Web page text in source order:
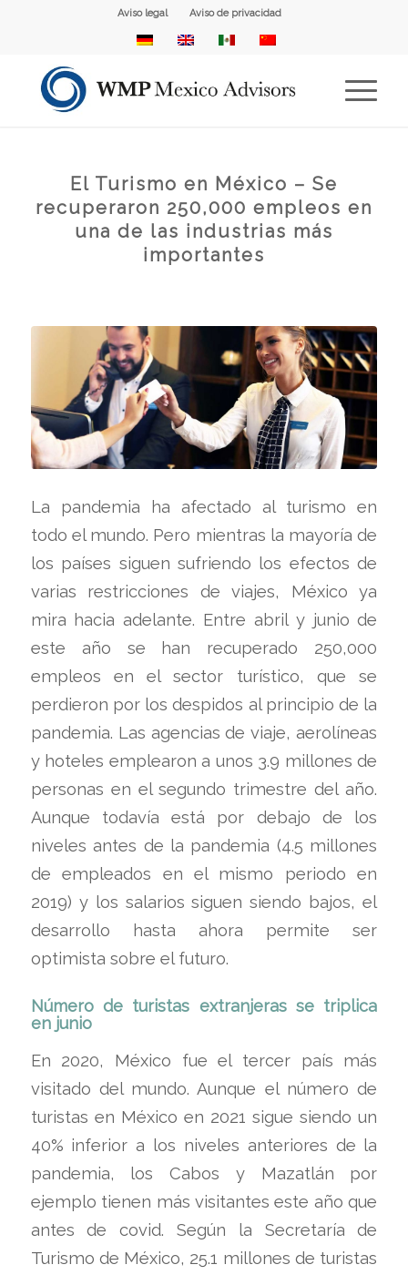
Aviso legal Aviso de privacidad
El Turismo en México – Se
recuperaron 250,000 empleos en
una de las industrias más
importantes
La pandemia ha afectado al turismo en
todo el mundo. Pero mientras la mayoría de
los países siguen sufriendo los efectos de
varias restricciones de viajes, México ya
mira hacia adelante. Entre abril y junio de
este año se han recuperado 250,000
empleos en el sector turístico, que se
perdieron por los despidos al principio de la
pandemia. Las agencias de viaje, aerolíneas
y hoteles emplearon a unos 3.9 millones de
personas en el segundo trimestre del año.
Aunque todavía está por debajo de los
niveles antes de la pandemia (4.5 millones
de empleados en el mismo periodo en
2019) y los salarios siguen siendo bajos, el
desarrollo hasta ahora permite ser
optimista sobre el futuro.
Número de turistas extranjeras se triplica
en junio
En 2020, México fue el tercer país más
visitado del mundo. Aunque el número de
turistas en México en 2021 sigue siendo un
40% inferior a los niveles anteriores de la
pandemia, los Cabos y Mazatlán por
ejemplo tienen más visitantes este año que
antes de covid. Según la Secretaría de
Turismo de México, 25.1 millones de turistas